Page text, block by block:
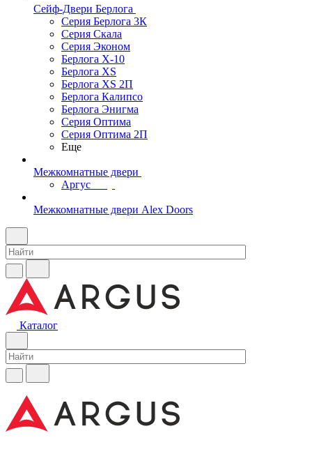
Сейф-Двери Берлога
Серия Берлога 3К
Серия Скала
Серия Эконом
Берлога X-10
Берлога XS
Берлога XS 2П
Берлога Калипсо
Берлога Энигма
Серия Оптима
Серия Оптима 2П
Еще
Межкомнатные двери
Аргус
Межкомнатные двери Alex Doors
Каталог